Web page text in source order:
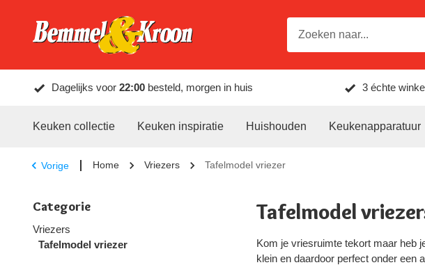
Dagelijks voor 22:00 besteld, morgen in huis 3 échte
Keuken collectie Keuken inspiratie Huishouden Keukenapparatuur
Vorige Home Vriezers Tafelmodel vriezer
Tafelmodel
Kom je vriesruimte tekort maar heb
klein en daardoor perfect onder een
Categorie
Vriezers
Tafelmodel vriezer